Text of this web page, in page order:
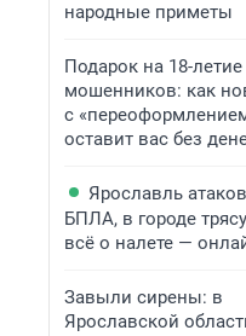
народные приметы
Подарок на 18-летие
мошенников: как
с
оставит вас без
Ярославль
БПЛА, в городе
всё о налете —
Завыли сирены: в
Ярославской